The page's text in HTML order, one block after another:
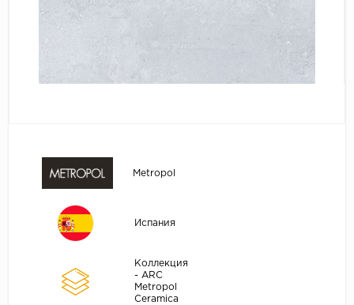
Metropol
Испания
Коллекция
- ARC
Metropol
Ceramica